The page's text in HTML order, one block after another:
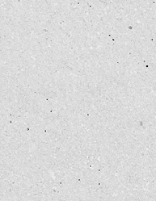
MOONEYES
Tank 【エ
ク】
35,200円 (税